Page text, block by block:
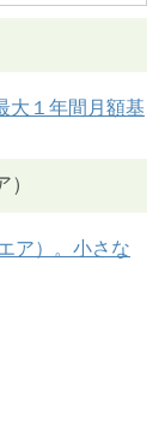
大１年間月額基
ア）。小さな